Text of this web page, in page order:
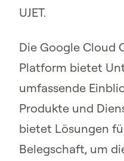
UJET.
Die Google Cloud
Platform bietet
umfassende
Produkte und
bietet Lösungen
Belegschaft, um